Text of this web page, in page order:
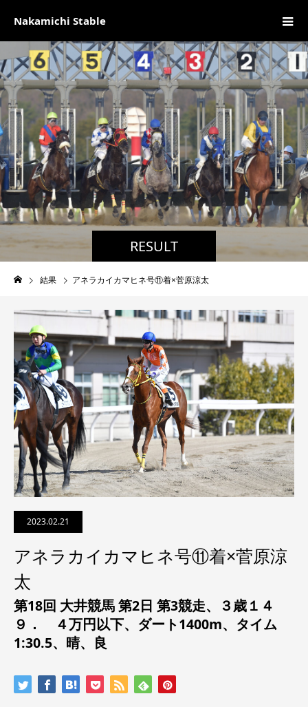
Nakamichi Stable
RESULT
結果 アネラカイカマヒネ号⑪着×菅原涼太
2023.02.21
アネラカイカマヒネ号⑪着×菅原涼
太
第18回 大井競馬 第2日 第3競走、
３歳１４
９． ４万円以下、 ダート1400m、タイム
1:30.5、晴、良